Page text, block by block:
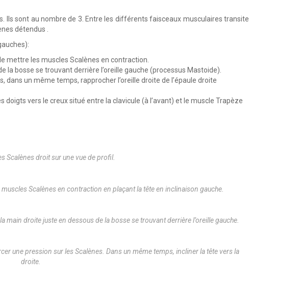
Ils sont au nombre de 3. Entre les différents faisceaux musculaires transite
détendus .
mettre les muscles Scalènes en contraction.
la bosse se trouvant derrière l’oreille gauche (processus Mastoide).
dans un même temps, rapprocher l’oreille droite de l’épaule droite
vers le creux situé entre la clavicule (à l’avant) et le muscle Trapèze
Scalènes droit sur une vue de profil.
Scalènes en contraction en plaçant la tête en inclinaison gauche.
main droite juste en dessous de la bosse se trouvant derrière l’oreille gauche.
une pression sur les Scalènes. Dans un même temps, incliner la tête vers la
droite.